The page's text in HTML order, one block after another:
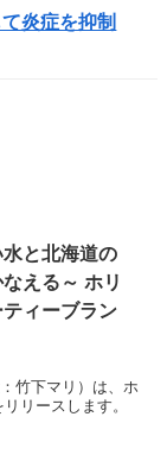
炎症を抑制
と北海道の
える～ ホリ
ィーブラン
竹下マリ）は、ホ
リースします。